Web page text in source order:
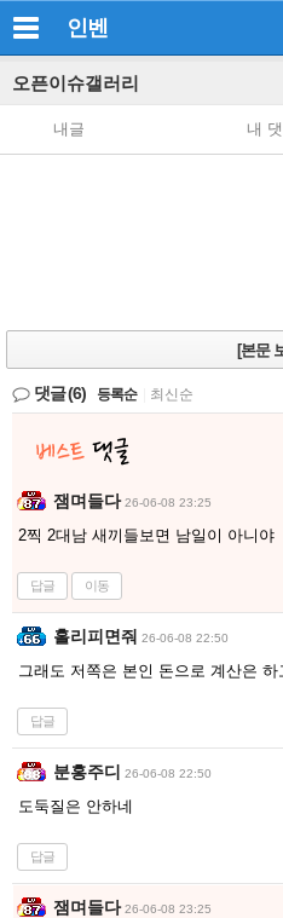
인벤
오픈이슈갤러리
내글 내
[본문
댓글(6) 등록순 최신순
잼며들다 26-06-08 23:25
2찍 2대남 새끼들보면 남일이 아니야
답글 이동
홀리피면줘 26-06-08 22:50
그래도 저쪽은 본인 돈으로 계산은 하
답글
분홍주디 26-06-08 22:50
도둑질은 안하네
답글
잼며들다 26-06-08 23:25